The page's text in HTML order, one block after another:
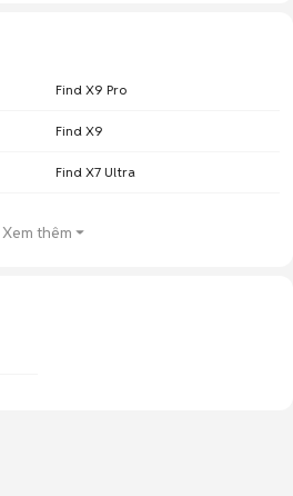
Find X9 Pro
Find X9
Find X7 Ultra
Xem thêm